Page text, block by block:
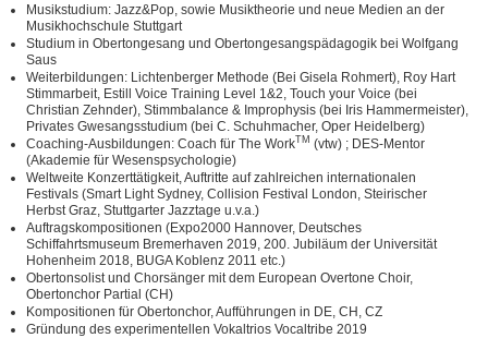
Musikstudium: Jazz&Pop, sowie Musiktheorie und neue Medien an der
Musikhochschule Stuttgart
Studium in Obertongesang und Obertongesangspädagogik bei Wolfgang
Saus
Weiterbildungen: Lichtenberger Methode (Bei Gisela Rohmert), Roy Hart
Stimmarbeit, Estill Voice Training Level 1&2, Touch your Voice (bei
Christian Zehnder), Stimmbalance & Improphysis (bei Iris Hammermeister),
Privates Gwesangsstudium (bei C. Schuhmacher, Oper Heidelberg)
Coaching-Ausbildungen: Coach für The WorkTM (vtw) ; DES-Mentor
(Akademie für Wesenspsychologie)
Weltweite Konzerttätigkeit, Auftritte auf zahlreichen internationalen
Festivals (Smart Light Sydney, Collision Festival London, Steirischer
Herbst Graz, Stuttgarter Jazztage u.v.a.)
Auftragskompositionen (Expo2000 Hannover, Deutsches
Schiffahrtsmuseum Bremerhaven 2019, 200. Jubiläum der Universität
Hohenheim 2018, BUGA Koblenz 2011 etc.)
Obertonsolist und Chorsänger mit dem European Overtone Choir,
Obertonchor Partial (CH)
Kompositionen für Obertonchor, Aufführungen in DE, CH, CZ
Gründung des experimentellen Vokaltrios Vocaltribe 2019